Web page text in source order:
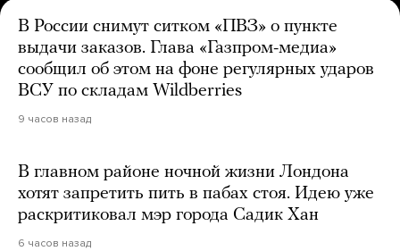
В России снимут ситком «ПВЗ» о пункте
выдачи заказов. Глава «Газпром-медиа»
сообщил об этом на фоне регулярных ударов
ВСУ по складам Wildberries
9 часов назад
В главном районе ночной жизни Лондона
хотят запретить пить в пабах стоя. Идею уже
раскритиковал мэр города Садик Хан
6 часов назад